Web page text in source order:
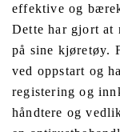
effektive og
Dette har gjort at
på sine kjøretøy.
ved oppstart og
registering og
håndtere og